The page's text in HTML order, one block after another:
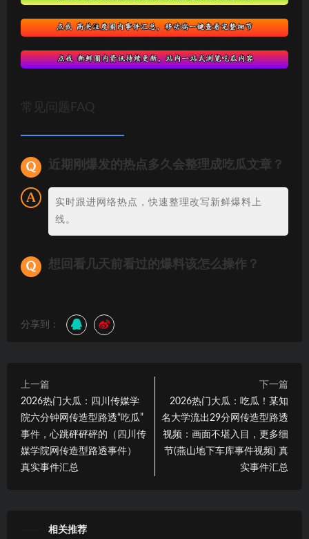
常见问题FAQ
近期刚爆发的热点多久会整理成吃瓜文章？
实时跟进网络热点，快速整理改写新鲜爆料上
线。
想回看几天前看过的爆料该怎么操作？
分享到：
上一篇
2026热门大瓜：四川传媒学
院六分钟网传造型路透“吃瓜”
事件，心跳砰砰砰的（四川传
媒学院网传造型路透事件）
真实事件汇总
下一篇
2026热门大瓜：吃瓜！某知
名大学流出29分网传造型路透
视频：画面不堪入目，更多细
节(燕山地下车库事件视频) 真
实事件汇总
相关推荐